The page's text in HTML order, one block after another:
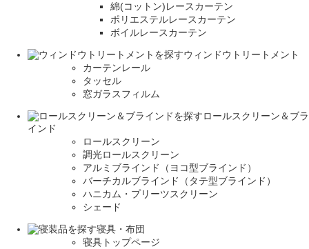
綿(コットン)レースカーテン
ポリエステルレースカーテン
ボイルレースカーテン
ウィンドウトリートメント
カーテンレール
タッセル
窓ガラスフィルム
ロールスクリーン＆ブラ
インド
ロールスクリーン
調光ロールスクリーン
アルミブラインド（ヨコ型ブラインド）
バーチカルブラインド（タテ型ブラインド）
ハニカム・プリーツスクリーン
シェード
寝具・布団
寝具トップページ